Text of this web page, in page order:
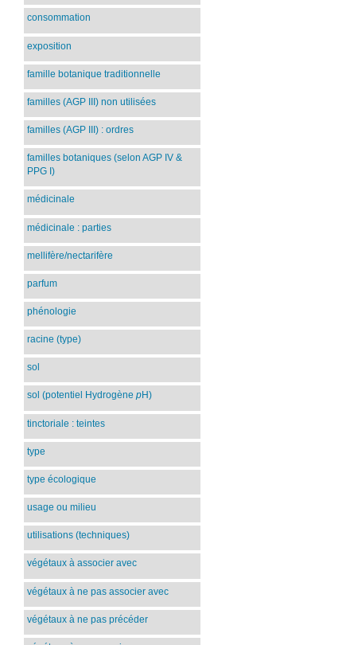
consommation
exposition
famille botanique traditionnelle
familles (AGP III) non utilisées
familles (AGP III) : ordres
familles botaniques (selon AGP IV &
PPG I)
médicinale
médicinale : parties
mellifère/nectarifère
parfum
phénologie
racine (type)
sol
sol (potentiel HydrogènepH)
tinctoriale : teintes
type
type écologique
usage ou milieu
utilisations (techniques)
végétaux à associer avec
végétaux à ne pas associer avec
végétaux à ne pas précéder